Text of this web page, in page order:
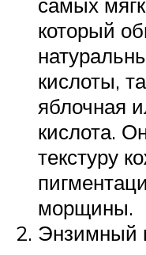
который
кислоты,
яблочная
кислота.
текстуру
морщины.
Энзимный